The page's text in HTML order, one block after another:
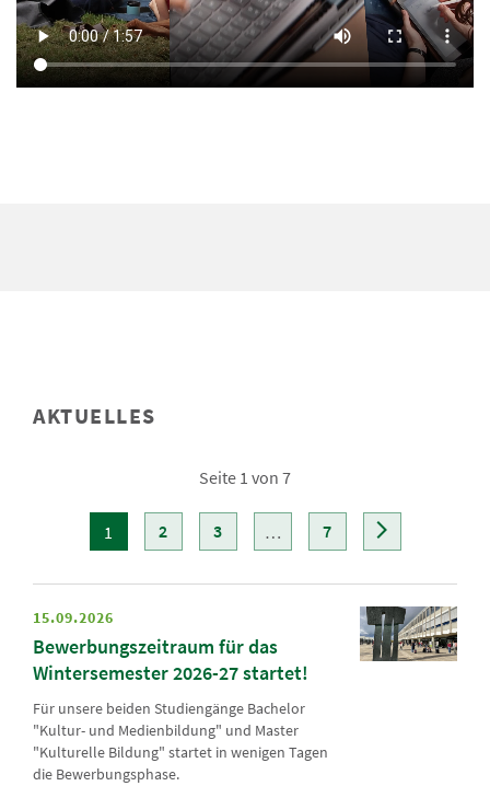
AKTUELLES
Seite 1 von 7
1 2 3 … 7
15.09.2026
Bewerbungszeitraum für das
Wintersemester 2026-27 startet!
Für unsere beiden Studiengänge Bachelor
"Kultur- und Medienbildung" und Master
"Kulturelle Bildung" startet in wenigen Tagen
die Bewerbungsphase.